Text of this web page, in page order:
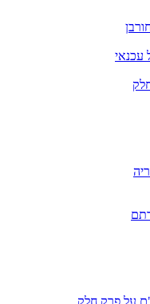
עכנאי
על פרק חלק